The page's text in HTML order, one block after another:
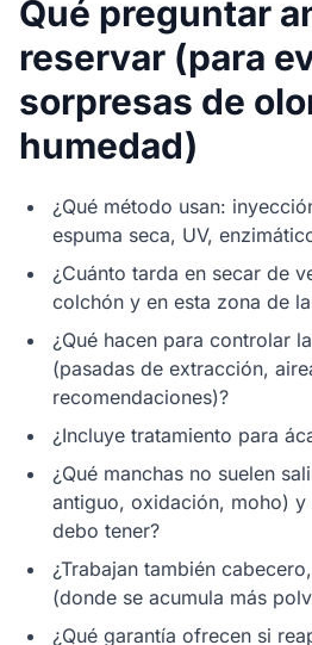
Qué preguntar
reservar (para
sorpresas de
humedad)
¿Qué método usan:
espuma seca, UV,
¿Cuánto tarda en secar de
colchón y en esta zona de
¿Qué hacen para controlar
(pasadas de extracción,
recomendaciones)?
¿Incluye tratamiento para
¿Qué manchas no suelen
antiguo, oxidación, moho) y
debo tener?
¿Trabajan también
(donde se acumula más
¿Qué garantía ofrecen si